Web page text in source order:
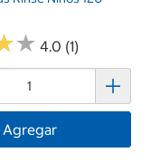
★
★ 4.0 (1)
Agregar